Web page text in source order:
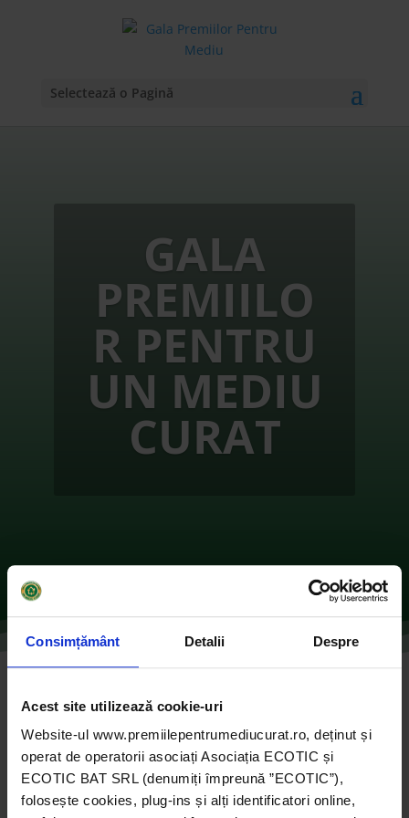
Consimțământ Detalii Despre
Acest site utilizează cookie-uri
Website-ul www.premiilepentrumediucurat.ro, deținut și
operat de operatorii asociați Asociația ECOTIC și
ECOTIC BAT SRL (denumiți împreună ”ECOTIC”),
folosește cookies, plug-ins și alți identificatori online,
Selectează o Pagină
GALA
PREMIILO
R PENTRU
UN MEDIU
CURAT
Arii Protejate în Inimile Noastre – BIHOR
deEcotic oct. 26, 2021 Nesortate 0 comentarii